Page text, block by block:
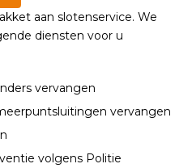
aan slotenservice. We
diensten voor u
vervangen
vervangen
volgens Politie